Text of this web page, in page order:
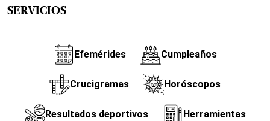
SERVICIOS
Efemérides Cumpleaños
Crucigramas Horóscopos
Resultados deportivos Herramientas